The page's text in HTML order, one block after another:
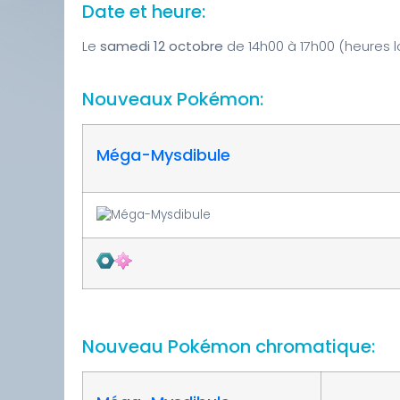
Date et heure:
Le samedi 12 octobre de 14h00 à 17h00 (heures
Nouveaux Pokémon:
Méga-Mysdibule
Nouveau Pokémon chromatique: